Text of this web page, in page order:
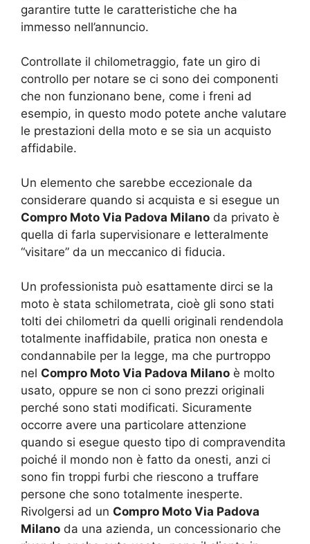
garantire tutte le caratteristiche che ha
immesso nell’annuncio.
Controllate il chilometraggio, fate un giro di
controllo per notare se ci sono dei componenti
che non funzionano bene, come i freni ad
esempio, in questo modo potete anche valutare
le prestazioni della moto e se sia un acquisto
affidabile.
Un elemento che sarebbe eccezionale da
considerare quando si acquista e si esegue un
Compro Moto Via Padova Milano da privato è
quella di farla supervisionare e letteralmente
“visitare” da un meccanico di fiducia.
Un professionista può esattamente dirci se la
moto è stata schilometrata, cioè gli sono stati
tolti dei chilometri da quelli originali rendendola
totalmente inaffidabile, pratica non onesta e
condannabile per la legge, ma che purtroppo
nel Compro Moto Via Padova Milano è molto
usato, oppure se non ci sono prezzi originali
perché sono stati modificati. Sicuramente
occorre avere una particolare attenzione
quando si esegue questo tipo di compravendita
poiché il mondo non è fatto da onesti, anzi ci
sono fin troppi furbi che riescono a truffare
persone che sono totalmente inesperte.
Rivolgersi ad un Compro Moto Via Padova
Milano da una azienda, un concessionario che